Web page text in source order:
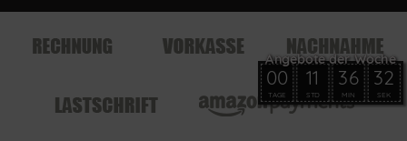
00
TAGE
11
STD
36
MIN
32
SEK